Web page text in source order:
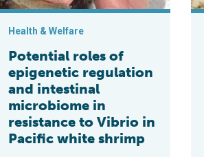
Health & Welfare
Potential roles of
epigenetic regulation
and intestinal
microbiome in
resistance to Vibrio in
Pacific white shrimp